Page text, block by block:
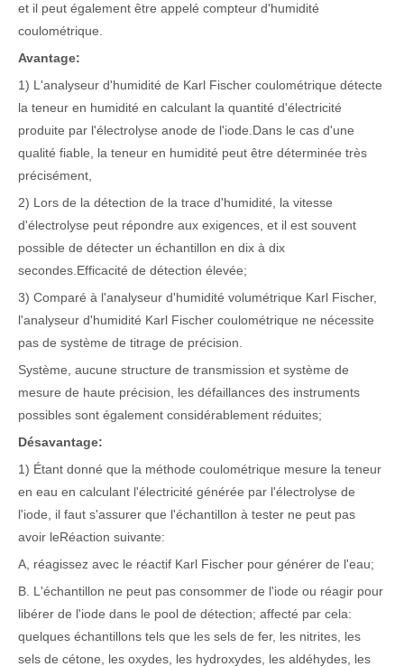
et il peut également être appelé compteur d'humidité
coulométrique.
Avantage:
1) L'analyseur d'humidité de Karl Fischer coulométrique détecte
la teneur en humidité en calculant la quantité d'électricité
produite par l'électrolyse anode de l'iode.Dans le cas d'une
qualité fiable, la teneur en humidité peut être déterminée très
précisément,
2) Lors de la détection de la trace d'humidité, la vitesse
d'électrolyse peut répondre aux exigences, et il est souvent
possible de détecter un échantillon en dix à dix
secondes.Efficacité de détection élevée;
3) Comparé à l'analyseur d'humidité volumétrique Karl Fischer,
l'analyseur d'humidité Karl Fischer coulométrique ne nécessite
pas de système de titrage de précision.
Système, aucune structure de transmission et système de
mesure de haute précision, les défaillances des instruments
possibles sont également considérablement réduites;
Désavantage:
1) Étant donné que la méthode coulométrique mesure la teneur
en eau en calculant l'électricité générée par l'électrolyse de
l'iode, il faut s'assurer que l'échantillon à tester ne peut pas
avoir leRéaction suivante:
A, réagissez avec le réactif Karl Fischer pour générer de l'eau;
B. L'échantillon ne peut pas consommer de l'iode ou réagir pour
libérer de l'iode dans le pool de détection; affecté par cela:
quelques échantillons tels que les sels de fer, les nitrites, les
sels de cétone, les oxydes, les hydroxydes, les aldéhydes, les